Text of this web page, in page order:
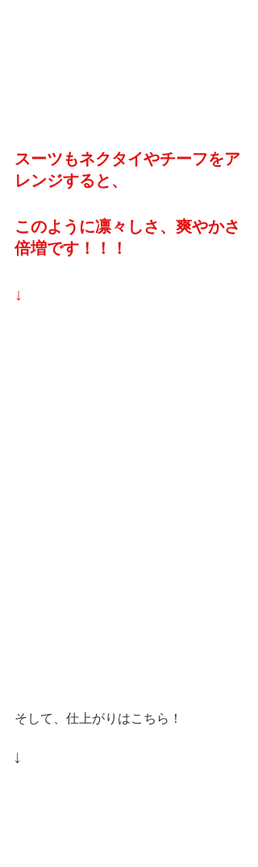
スーツもネクタイやチーフをア
レンジすると、
このように凛々しさ、爽やかさ
倍増です！！！
↓
そして、仕上がりはこちら！
↓